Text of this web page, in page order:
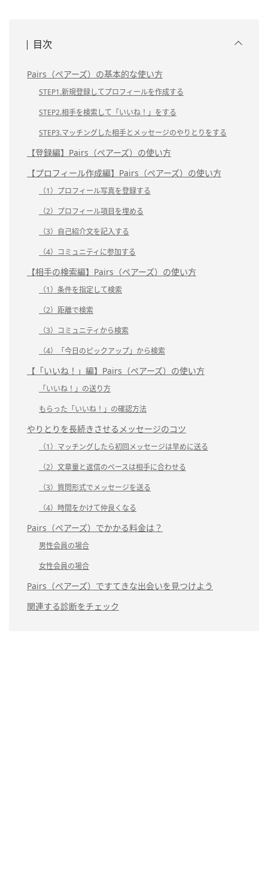
目次
Pairs（ペアーズ）の基本的な使い方
STEP1.新規登録してプロフィールを作成する
STEP2.相手を検索して「いいね！」をする
STEP3.マッチングした相手とメッセージのやりとりをする
【登録編】Pairs（ペアーズ）の使い方
【プロフィール作成編】Pairs（ペアーズ）の使い方
（1）プロフィール写真を登録する
（2）プロフィール項目を埋める
（3）自己紹介文を記入する
（4）コミュニティに参加する
【相手の検索編】Pairs（ペアーズ）の使い方
（1）条件を指定して検索
（2）距離で検索
（3）コミュニティから検索
（4）「今日のピックアップ」から検索
【「いいね！」編】Pairs（ペアーズ）の使い方
「いいね！」の送り方
もらった「いいね！」の確認方法
やりとりを長続きさせるメッセージのコツ
（1）マッチングしたら初回メッセージは早めに送る
（2）文章量と返信のペースは相手に合わせる
（3）質問形式でメッセージを送る
（4）時間をかけて仲良くなる
Pairs（ペアーズ）でかかる料金は？
男性会員の場合
女性会員の場合
Pairs（ペアーズ）ですてきな出会いを見つけよう
関連する診断をチェック